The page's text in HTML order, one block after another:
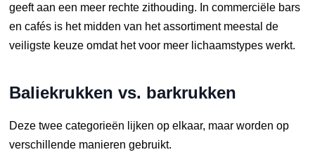
geeft aan een meer rechte zithouding. In commerciële bars
en cafés is het midden van het assortiment meestal de
veiligste keuze omdat het voor meer lichaamstypes werkt.
Baliekrukken vs. barkrukken
Deze twee categorieën lijken op elkaar, maar worden op
verschillende manieren gebruikt.